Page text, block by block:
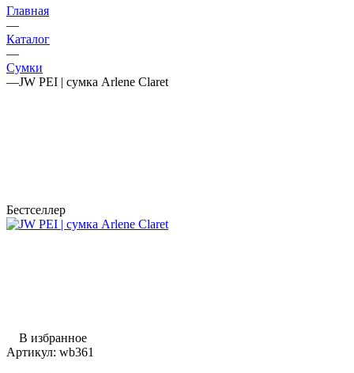
Главная
—
Каталог
—
Сумки
—JW PEI | сумка Arlene Claret
Бестселлер
В избранное
Артикул: wb361